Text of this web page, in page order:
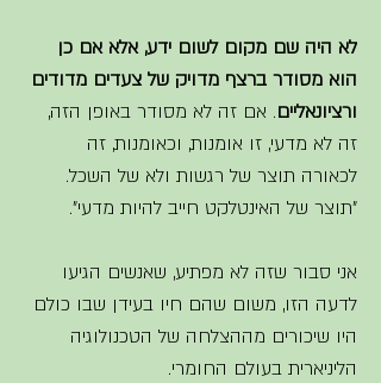
לא היה שם מקום לשום ידע, אלא אם כן
הוא מסודר ברצף מדויק של צעדים מדודים
ורציונאליים. אם זה לא מסודר באופן הזה,
זה לא מדעי, זו אומנות, וכאומנות, זה
לכאורה תוצר של רגשות ולא של השכל.
"תוצר של האינטלקט חייב להיות מדעי".
אני סבור שזה לא מפתיע, שאנשים הגיעו
לדעה הזו, משום שהם חיו בעידן שבו כולם
היו שיכורים מההצלחה של הטכנולוגיה
הליניארית בעולם החומרי.